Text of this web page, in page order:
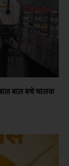
बाल बचे चालक